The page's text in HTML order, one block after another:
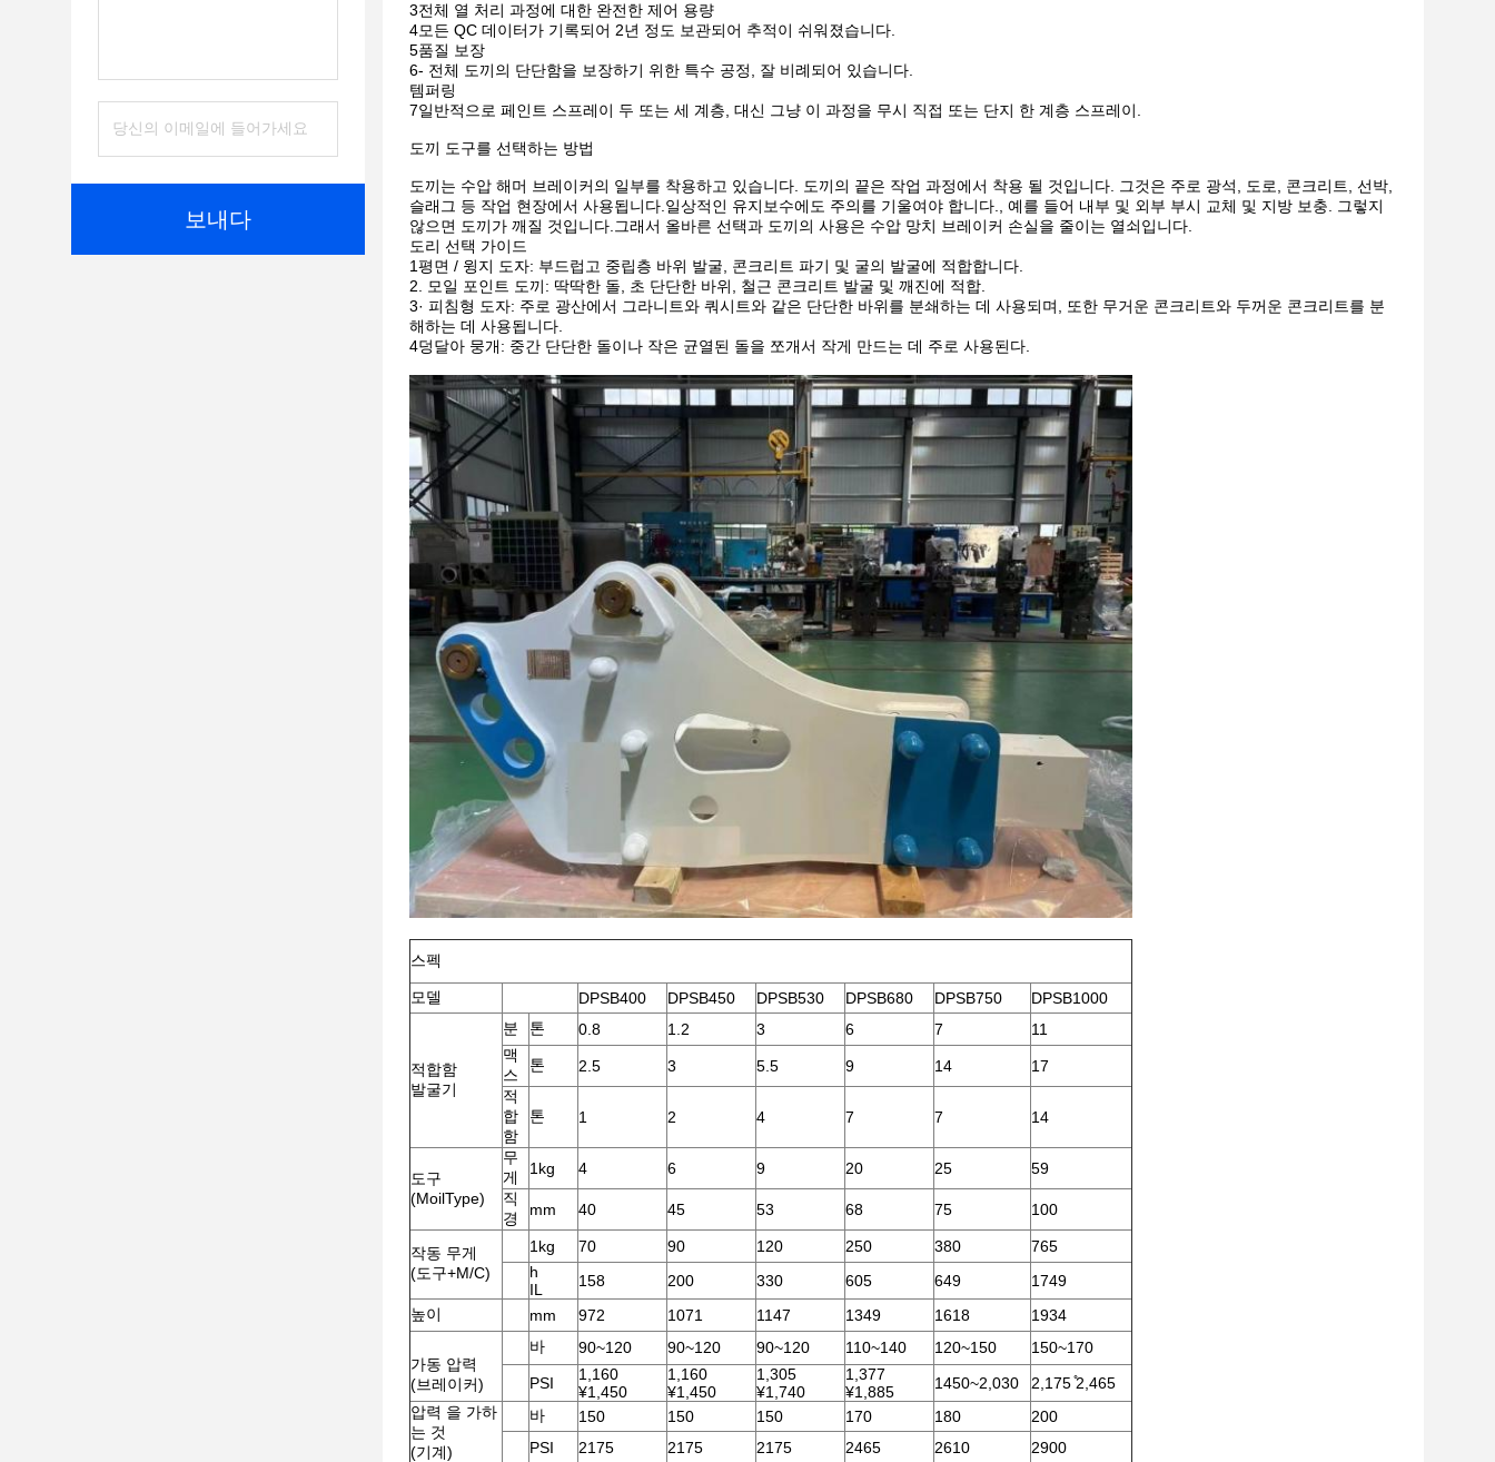
보내다
3전체 열 처리 과정에 대한 완전한 제어 용량
4모든 QC 데이터가 기록되어 2년 정도 보관되어 추적이 쉬워졌습니다.
5품질 보장
6- 전체 도끼의 단단함을 보장하기 위한 특수 공정, 잘 비례되어 있습니다.
템퍼링
7일반적으로 페인트 스프레이 두 또는 세 계층, 대신 그냥 이 과정을 무시 직접 또는 단지 한 계층 스프레이.
도끼 도구를 선택하는 방법
도끼는 수압 해머 브레이커의 일부를 착용하고 있습니다. 도끼의 끝은 작업 과정에서 착용 될 것입니다. 그것은 주로 광석, 도로, 콘크리트, 선박,
슬래그 등 작업 현장에서 사용됩니다.일상적인 유지보수에도 주의를 기울여야 합니다., 예를 들어 내부 및 외부 부시 교체 및 지방 보충. 그렇지
않으면 도끼가 깨질 것입니다.그래서 올바른 선택과 도끼의 사용은 수압 망치 브레이커 손실을 줄이는 열쇠입니다.
도리 선택 가이드
1평면 / 윙지 도자: 부드럽고 중립층 바위 발굴, 콘크리트 파기 및 굴의 발굴에 적합합니다.
2. 모일 포인트 도끼: 딱딱한 돌, 초 단단한 바위, 철근 콘크리트 발굴 및 깨진에 적합.
3· 피침형 도자: 주로 광산에서 그라니트와 쿼시트와 같은 단단한 바위를 분쇄하는 데 사용되며, 또한 무거운 콘크리트와 두꺼운 콘크리트를 분
해하는 데 사용됩니다.
4덩달아 뭉개: 중간 단단한 돌이나 작은 균열된 돌을 쪼개서 작게 만드는 데 주로 사용된다.
스펙
모델 DPSB400 DPSB450 DPSB530 DPSB680 DPSB750 DPSB1000
적합함
발굴기
분 톤 0.8 1.2 3 6 7
11
맥
스
톤 2.5 3 5.5 9 14
17
적
합
함
톤 1 2 4 7 7 14
도구
(MoilType)
무
게
1kg 4 6 9 20 25
59
직
경
mm 40 45 53 68 75 100
작동 무게
(도구+M/C)
1kg 70 90 120 250 380
765
h
IL
158 200 330 605 649
1749
높이
mm 972 1071 1147 1349 1618 1934
가동 압력
(브레이커)
바 90~120 90~120 90~120 110~140 120~150
150~170
PSI
1,160
¥1,450
1,160
¥1,450
1,305
¥1,740
1,377
¥1,885
1450~2,030
2,175 ̊2,465
압력 을 가하
는 것
(기계)
바 150 150 150 170 180
200
PSI
2175 2175 2175 2465 2610
2900